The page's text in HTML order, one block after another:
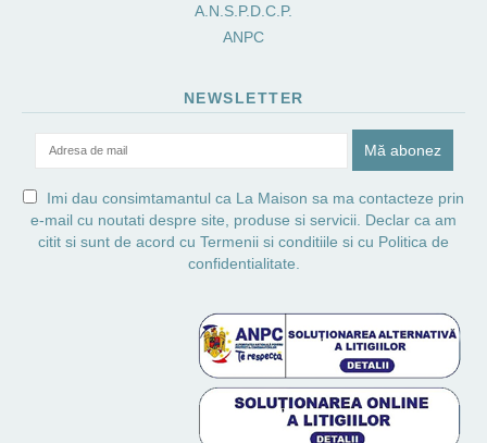
A.N.S.P.D.C.P.
ANPC
NEWSLETTER
Imi dau consimtamantul ca La Maison sa ma contacteze prin
e-mail cu noutati despre site, produse si servicii. Declar ca am
citit si sunt de acord cu Termenii si conditiile si cu Politica de
confidentialitate.